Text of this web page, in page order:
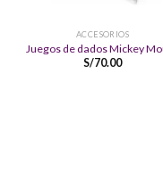
ACCESORIOS
Juegos de dados Mickey
S/70.00